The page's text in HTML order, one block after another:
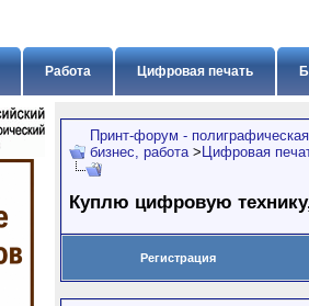
Цифровая печать
Работа
Принт-форум -
бизнес, работа > Цифровая
Куплю цифровую
Регистрация